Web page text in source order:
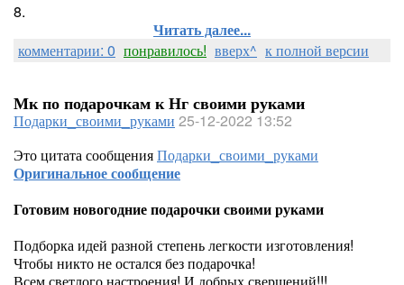
8.
Читать далее...
комментарии: 0 понравилось! вверх^ к полной версии
Мк по подарочкам к Нг своими руками
Подарки_своими_руками 25-12-2022 13:52
Это цитата сообщенияПодарки_своими_руками
Оригинальное сообщение
Готовим новогодние подарочки своими руками
Подборка идей разной степень легкости изготовления!
Чтобы никто не остался без подарочка!